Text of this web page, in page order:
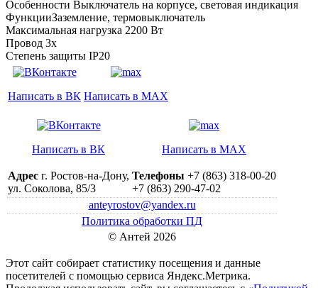
Особенности Выключатель на корпусе, световая индикация
ФункцииЗаземление, термовыключатель
Максимальная нагрузка 2200 Вт
Провод 3х
Степень защиты IP20
Написать в ВК Написать в MAX
Написать в ВК Написать в MAX
Адрес г. Ростов-на-Дону,
ул. Соколова, 85/3
Телефоны +7 (863) 318-00-20
+7 (863) 290-47-02
anteyrostov@yandex.ru
Политика обработки ПД
© Антей 2026
Этот сайт собирает статистику посещения и данные
посетителей c помощью сервиса Яндекс.Метрика.